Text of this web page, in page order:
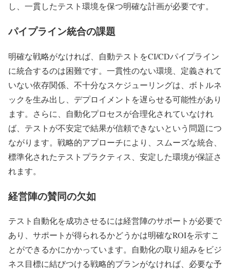
し、一貫したテスト環境を保つ明確な計画が必要です。
パイプライン統合の課題
明確な戦略がなければ、自動テストをCI/CDパイプライン
に統合するのは困難です。一貫性のない環境、定義されて
いない依存関係、不十分なスケジューリングは、ボトルネ
ックを生み出し、デプロイメントを遅らせる可能性があり
ます。さらに、自動化プロセスが合理化されていなけれ
ば、テストが不安定で結果が信頼できないという問題につ
ながります。戦略的アプローチにより、スムーズな統合、
標準化されたテストプラクティス、安定した環境が保証さ
れます。
経営陣の賛同の欠如
テスト自動化を成功させるには経営陣のサポートが必要で
あり、サポートが得られるかどうかは明確なROIを示すこ
とができるかにかかっています。自動化の取り組みをビジ
ネス目標に結びつける戦略的プランがなければ、必要な予